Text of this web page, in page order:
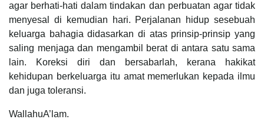
agar berhati-hati dalam tindakan dan perbuatan agar tidak
menyesal di kemudian hari. Perjalanan hidup sesebuah
keluarga bahagia didasarkan di atas prinsip-prinsip yang
saling menjaga dan mengambil berat di antara satu sama
lain. Koreksi diri dan bersabarlah, kerana hakikat
kehidupan berkeluarga itu amat memerlukan kepada ilmu
dan juga toleransi.
WallahuA’lam.